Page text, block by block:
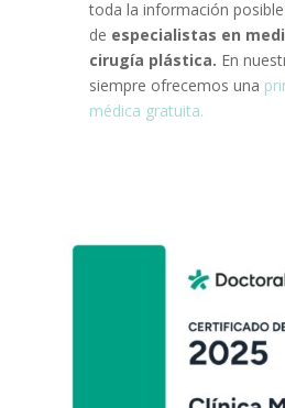
toda la información
de especialistas en
cirugía plástica. En
siempre ofrecemos una
médica gratuita.